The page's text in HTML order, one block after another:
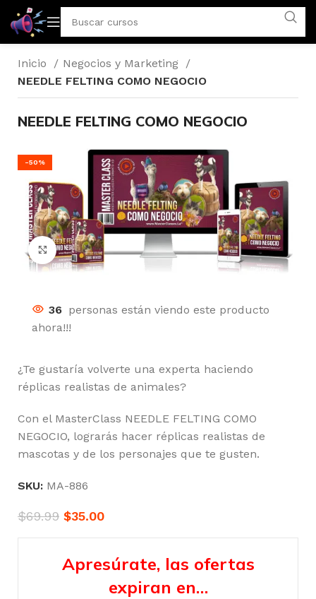
Inicio
Negocios y Marketing
NEEDLE FELTING COMO NEGOCIO
NEEDLE FELTING COMO NEGOCIO
-50%
Click to enlarge
36 personas están viendo este producto
ahora!!!
¿Te gustaría volverte una experta haciendo
réplicas realistas de animales?
Con el MasterClass NEEDLE FELTING COMO
NEGOCIO, lograrás hacer réplicas realistas de
mascotas y de los personajes que te gusten.
SKU: MA-886
$69.99 $35.00
Apresúrate, las ofertas
expiran en…